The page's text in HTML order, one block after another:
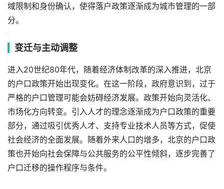
域限制和身份确认，使得落户政策逐渐成为城市管理的一部
分。
变迁与主动调整
进入20世纪80年代，随着经济体制改革的深入推进，北京
的户口政策开始出现变化。在这一阶段，政府意识到，过于
严格的户口管理可能会妨碍经济发展。政策开始向灵活化、
市场化方向转变。引入人才的理念逐渐成为户口政策的重要
部分，通过吸引优秀人才、支持专业技术人员等方式，促使
社会经济的全面发展。随着外来人口的增多，北京的户口政
策也开始向社会保障与公共服务的公平性倾斜，逐步完善了
户口迁移的操作程序与条件。